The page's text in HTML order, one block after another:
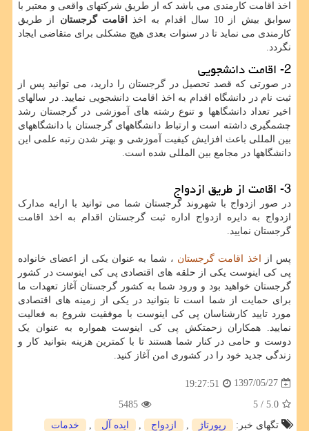
اخذ اقامت کارمندی می باشد که از طریق شرکتهای واقعی و معتبر با
سوابق بیش از 10 سال اقدام به اخذ
اقامت گرجستان از طریق
کارمندی می نماید تا در سنوات بعدی هیچ مشکلی برای متقاضی ایجاد
نگردد.
2- اقامت دانشجویی
در صورتی که قصد تحصیل در گرجستان را دارید، می توانید پس از
ثبت نام در دانشگاه اقدام به اخذ اقامت دانشجویی نمایید. در سالهای
اخیر تعداد دانشگاهها و تنوع رشته های آموزشی در گرجستان رشد
چشمگیری داشته است و ارتباط دانشگاههای گرجستان با دانشگاههای
بین المللی باعث افزایش کیفیت آموزشی و بهتر شدن رتبه علمی این
دانشگاهها در مجامع بین المللی شده است.
3- اقامت از طریق ازدواج
در صور ازدواج با شهروند گرجستان شما می توانید با ارایه مدارک
ازدواج به دایره ازدواج اداره ثبت گرجستان اقدام به اخذ اقامت
گرجستان نمایید.
پس از اخذ اقامت گرجستان ، شما به عنوان یکی از اعضای خانواده
پی کی اینوست یکی از حلقه های اقتصادی پی کی اینوست در کشور
گرجستان خواهید بود و ورود شما به کشور گرجستان آغاز تعهدات ما
برای حمایت از شما است تا بتوانید در یکی از زمینه های اقتصادی
مورد تایید کارشناسان پی کی اینوست با موفقیت شروع به فعالیت
نمایید. همکاران زحمتکش پی کی اینوست همواره به عنوان یک
دوست و حامی در کنار شما هستند تا با کمترین هزینه بتوانید کار و
زندگی جدید خود را در کشوری امن آغاز کنید.
1397/05/27
19:27:51
5.0
/ 5
5485
تگهای خبر:
رپورتاژ ازدواج ایده آل خدمات